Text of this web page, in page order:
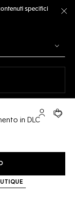
specifici
L'account
Il tuo
in DLC